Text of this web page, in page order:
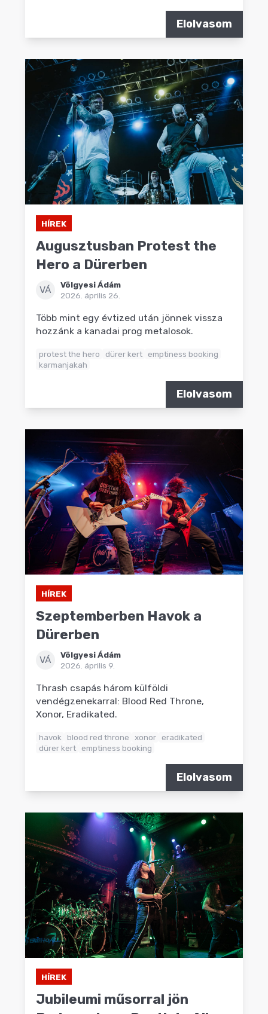
Elolvasom
HÍREK
Augusztusban Protest the
Hero a Dürerben
VÁ
Völgyesi Ádám
2026. április 26.
Több mint egy évtized után jönnek vissza
hozzánk a kanadai prog metalosok.
protest the hero dürer kert emptiness booking
karmanjakah
Elolvasom
HÍREK
Szeptemberben Havok a
Dürerben
VÁ
Völgyesi Ádám
2026. április 9.
Thrash csapás három külföldi
vendégzenekarral: Blood Red Throne,
Xonor, Eradikated.
havok blood red throne xonor eradikated
dürer kert emptiness booking
Elolvasom
HÍREK
Jubileumi műsorral jön